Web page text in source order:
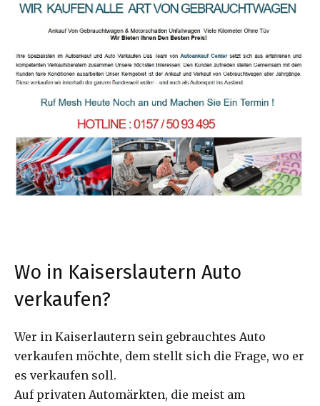
Wo in Kaiserslautern Auto
verkaufen?
Wer in Kaiserlautern sein gebrauchtes Auto
verkaufen möchte, dem stellt sich die Frage, wo er
es verkaufen soll.
Auf privaten Automärkten, die meist am